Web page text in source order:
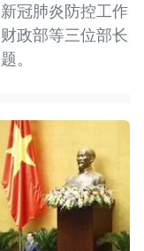
冠肺炎防控工作
政部等三位部长
。